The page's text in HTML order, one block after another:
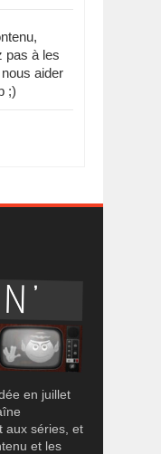
pas à les
aider
;)
en juillet
aux séries, et
et les